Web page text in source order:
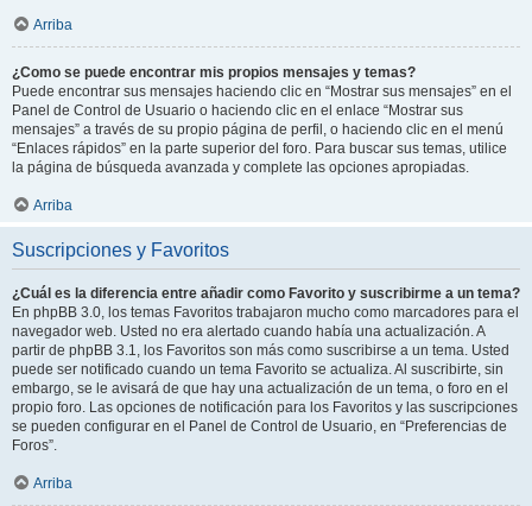
Arriba
¿Como se puede encontrar mis propios mensajes y temas?
Puede encontrar sus mensajes haciendo clic en “Mostrar sus mensajes” en el
Panel de Control de Usuario o haciendo clic en el enlace “Mostrar sus
mensajes” a través de su propio página de perfil, o haciendo clic en el menú
“Enlaces rápidos” en la parte superior del foro. Para buscar sus temas, utilice
la página de búsqueda avanzada y complete las opciones apropiadas.
Arriba
Suscripciones y Favoritos
¿Cuál es la diferencia entre añadir como Favorito y suscribirme a un tema?
En phpBB 3.0, los temas Favoritos trabajaron mucho como marcadores para el
navegador web. Usted no era alertado cuando había una actualización. A
partir de phpBB 3.1, los Favoritos son más como suscribirse a un tema. Usted
puede ser notificado cuando un tema Favorito se actualiza. Al suscribirte, sin
embargo, se le avisará de que hay una actualización de un tema, o foro en el
propio foro. Las opciones de notificación para los Favoritos y las suscripciones
se pueden configurar en el Panel de Control de Usuario, en “Preferencias de
Foros”.
Arriba